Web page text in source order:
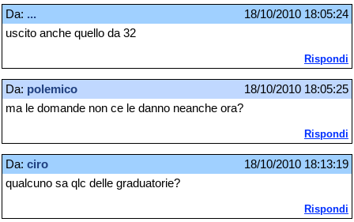
Da: ...
18/10/2010 18:05:24
uscito anche quello da 32
Rispondi
Da: polemico
18/10/2010 18:05:25
ma le domande non ce le danno neanche ora?
Rispondi
Da: ciro
18/10/2010 18:13:19
qualcuno sa qlc delle graduatorie?
Rispondi